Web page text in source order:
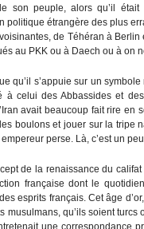
son peuple, alors qu’il
politique étrangère des plus
de Téhéran à
au PKK ou à Daech ou à on
qu’il s’appuie sur un
à celui des Abbassides et
avait beaucoup fait rire en
boulons et jouer sur la tripe
perse. Là, c’est un
de la renaissance du
française dont le
esprits français. Cet âge
musulmans, qu’ils soient
une correspondance